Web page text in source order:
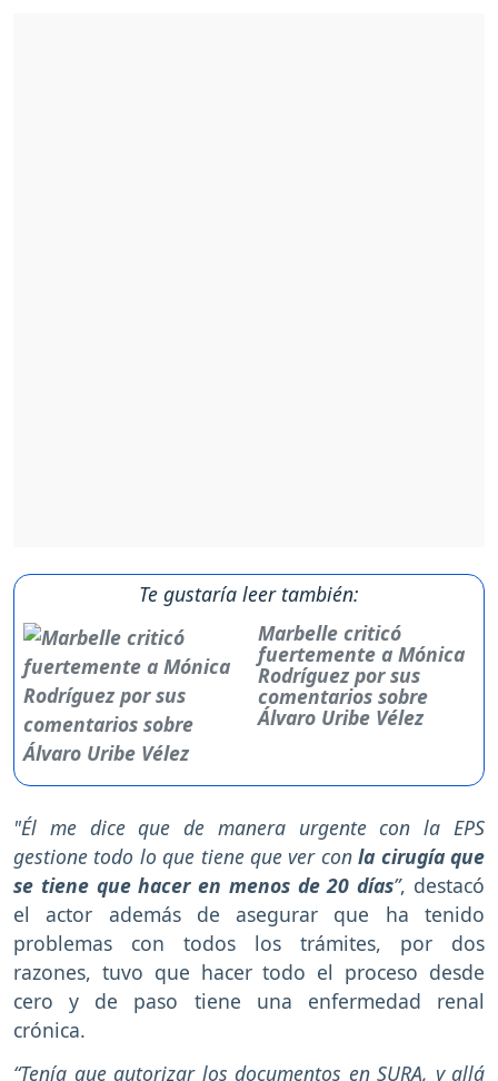
Te gustaría leer también:
Marbelle criticó
fuertemente a Mónica
Rodríguez por sus
comentarios sobre
Álvaro Uribe Vélez
"Él me dice que de manera urgente con la EPS
gestione todo lo que tiene que ver conla cirugía que
se tiene que hacer en menos de 20 días”, destacó
el actor además de asegurar que ha tenido
problemas con todos los trámites, por dos
razones, tuvo que hacer todo el proceso desde
cero y de paso tiene una enfermedad renal
crónica.
“Tenía que autorizar los documentos en SURA, y allá